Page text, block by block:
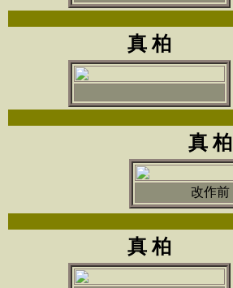
真 柏
真 柏
改作前
真 柏